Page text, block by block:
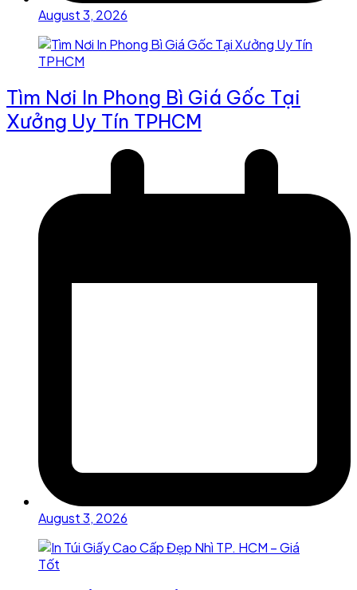
August 3, 2026
Tìm Nơi In Phong Bì Giá Gốc Tại
Xưởng Uy Tín TPHCM
August 3, 2026